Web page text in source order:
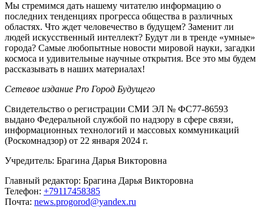
Мы стремимся дать нашему читателю информацию о
последних тенденциях прогресса общества в различных
областях. Что ждет человечество в будущем? Заменит ли
людей искусственный интеллект? Будут ли в тренде «умные»
города? Самые любопытные новости мировой науки, загадки
космоса и удивительные научные открытия. Все это мы будем
рассказывать в наших материалах!
Сетевое издание Pro Город Будущего
Свидетельство о регистрации СМИ ЭЛ № ФС77-86593
выдано Федеральной службой по надзору в сфере связи,
информационных технологий и массовых коммуникаций
(Роскомнадзор) от 22 января 2024 г.
Учредитель: Брагина Дарья Викторовна
Главный редактор: Брагина Дарья Викторовна
Телефон: +79117458385
Почта: news.progorod@yandex.ru